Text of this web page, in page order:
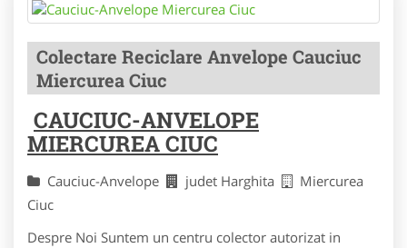
Colectare Reciclare Anvelope Cauciuc
Miercurea Ciuc
CAUCIUC-ANVELOPE
MIERCUREA CIUC
Cauciuc-Anvelope judet Harghita
Miercurea
Ciuc
Despre Noi Suntem un centru colector autorizat in